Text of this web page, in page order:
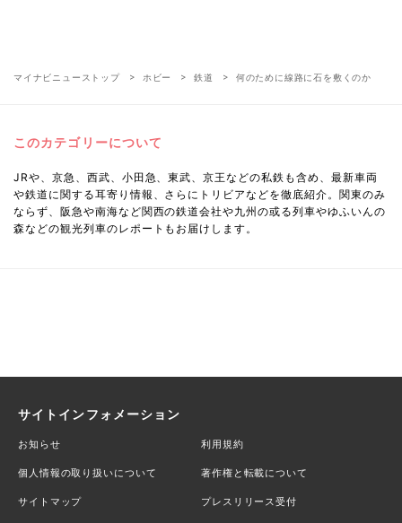
マイナビニューストップ ホビー 鉄道 何のために線路に石を敷くのか
このカテゴリーについて
JRや、京急、西武、小田急、東武、京王などの私鉄も含め、最新車両
や鉄道に関する耳寄り情報、さらにトリビアなどを徹底紹介。関東のみ
ならず、阪急や南海など関西の鉄道会社や九州の或る列車やゆふいんの
森などの観光列車のレポートもお届けします。
サイトインフォメーション
お知らせ 利用規約
個人情報の取り扱いについて 著作権と転載について
サイトマップ プレスリリース受付